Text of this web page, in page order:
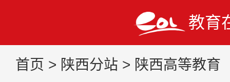
教育
首页 > 陕西分站 > 陕西高等教育